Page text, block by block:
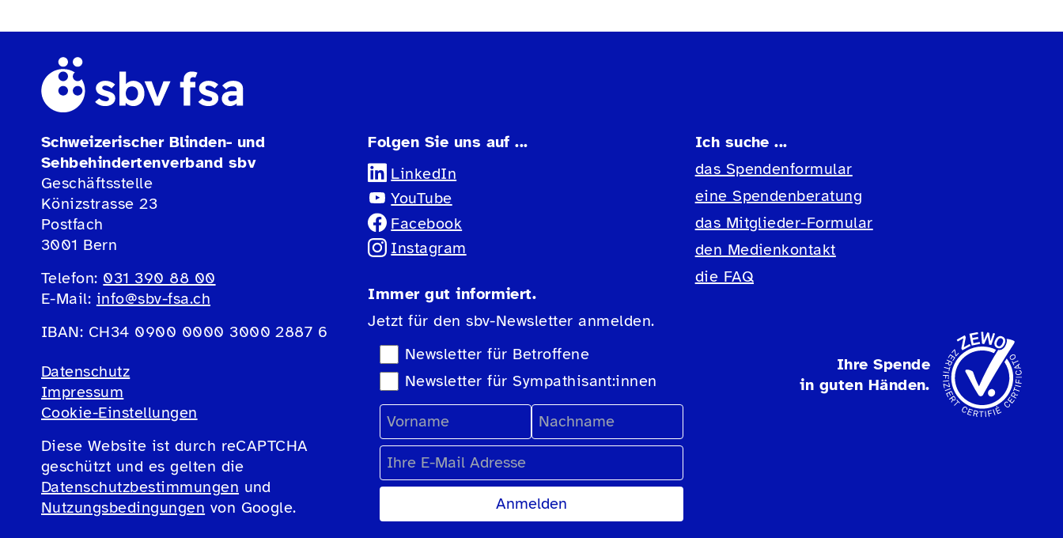
Schweizerischer Blinden- und
Sehbehindertenverband sbv
Geschäftsstelle
Könizstrasse 23
Postfach
3001 Bern
Telefon: 031 390 88 00
E-Mail: info@sbv-fsa.ch
IBAN: CH34 0900 0000 3000 2887 6
Datenschutz
Impressum
Cookie-Einstellungen
Diese Website ist durch reCAPTCHA
geschützt und es gelten die
Datenschutzbestimmungen und
Nutzungsbedingungen von Google.
Folgen Sie uns auf ...
LinkedIn
YouTube
Facebook
Instagram
Immer gut informiert.
Jetzt für den sbv-Newsletter anmelden.
Newsletter-Auswahl
Newsletter für Betroffene
Newsletter für Sympathisant:innen
Vorname
Nachname
E-Mail Adresse
Ich suche ...
das Spendenformular
eine Spendenberatung
das Mitglieder-Formular
den Medienkontakt
die FAQ
Ihre Spende
in guten Händen.